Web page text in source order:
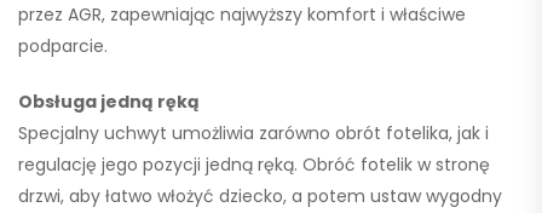
przez AGR, zapewniając najwyższy komfort i właściwe
podparcie.
Obsługa jedną ręką
Specjalny uchwyt umożliwia zarówno obrót fotelika, jak i
regulację jego pozycji jedną ręką. Obróć fotelik w stronę
drzwi, aby łatwo włożyć dziecko, a potem ustaw wygodny